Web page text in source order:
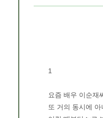
1
요즘 배우 이순재
또 거의 동시에